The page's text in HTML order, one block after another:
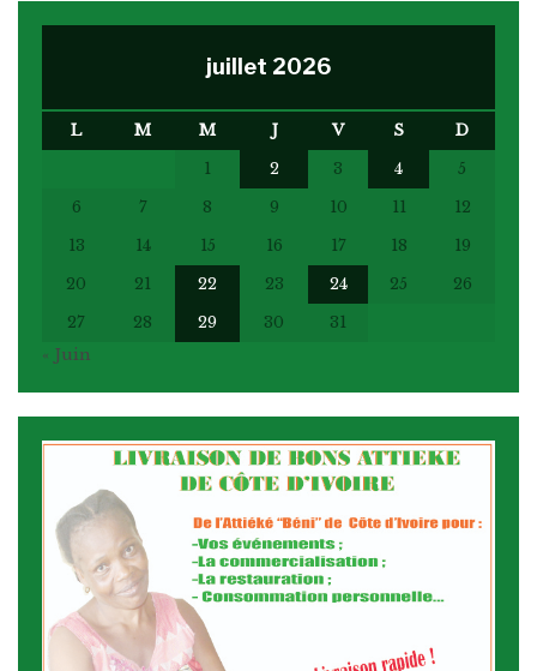
juillet 2026
L M M J V S
D
1
2 3 4
5
6
7 8 9 10 11
12
13
14 15 16 17 18
19
20
21 22 23 24 25
26
27
28 29 30
31
« Juin